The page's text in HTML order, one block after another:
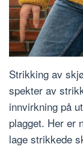
Strikking av
spekter av
innvirkning på
plagget. Her er
lage strikkede